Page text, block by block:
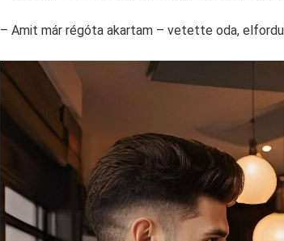
– Amit már régóta akartam – vetette oda,